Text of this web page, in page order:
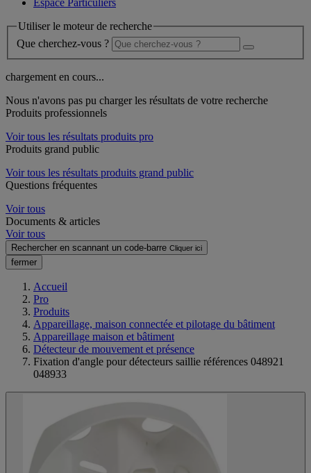
Espace Particuliers
Utiliser le moteur de recherche
Que cherchez-vous ?
chargement en cours...
Nous n'avons pas pu charger les résultats de votre recherche
Produits professionnels
Voir tous les résultats produits pro
Produits grand public
Voir tous les résultats produits grand public
Questions fréquentes
Voir tous
Documents & articles
Voir tous
Rechercher en scannant un code-barre Cliquer ici
fermer
Accueil
Pro
Produits
Appareillage, maison connectée et pilotage du bâtiment
Appareillage maison et bâtiment
Détecteur de mouvement et présence
Fixation d'angle pour détecteurs saillie références 048921
048933